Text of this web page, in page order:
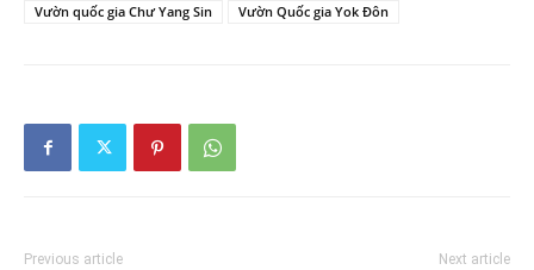
Vườn quốc gia Chư Yang Sin
Vườn Quốc gia Yok Đôn
Previous article Next article